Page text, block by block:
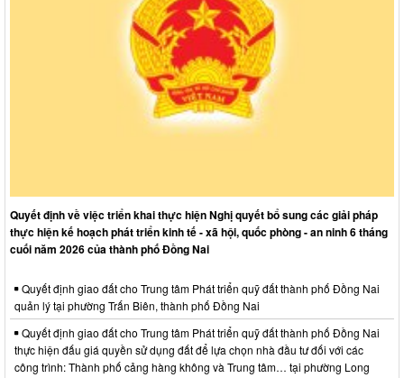
Quyết định về việc triển khai thực hiện Nghị quyết bổ sung các giải pháp
thực hiện kế hoạch phát triển kinh tế - xã hội, quốc phòng - an ninh 6 tháng
cuối năm 2026 của thành phố Đồng Nai
Quyết định giao đất cho Trung tâm Phát triển quỹ đất thành phố Đồng Nai
quản lý tại phường Trấn Biên, thành phố Đồng Nai
Quyết định giao đất cho Trung tâm Phát triển quỹ đất thành phố Đồng Nai
thực hiện đấu giá quyền sử dụng đất để lựa chọn nhà đầu tư đối với các
công trình: Thành phố cảng hàng không và Trung tâm… tại phường Long